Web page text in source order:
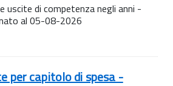
uscite di competenza negli anni -
al 05-08-2026
per capitolo di spesa -